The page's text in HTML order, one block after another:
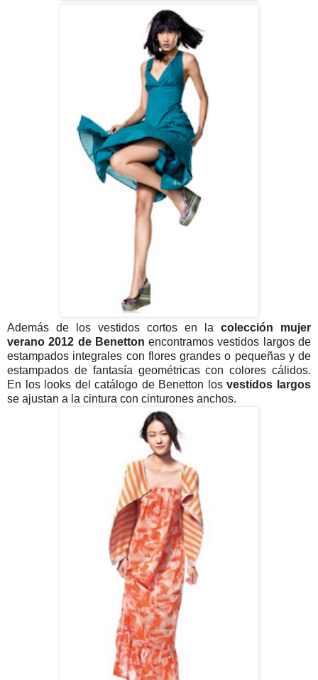
Además de los vestidos cortos en la colección mujer
verano 2012 de Benetton encontramos vestidos largos de
estampados integrales con flores grandes o pequeñas y de
estampados de fantasía geométricas con colores cálidos.
En los looks del catálogo de Benetton losvestidos largos
se ajustan a la cintura con cinturones anchos.